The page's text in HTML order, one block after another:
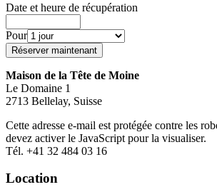
Date et heure de récupération
Pour
Maison de la Tête de Moine
Le Domaine 1
2713 Bellelay, Suisse
Cette adresse e-mail est protégée contre les
devez activer le JavaScript pour la visualiser.
Tél. +41 32 484 03 16
Location